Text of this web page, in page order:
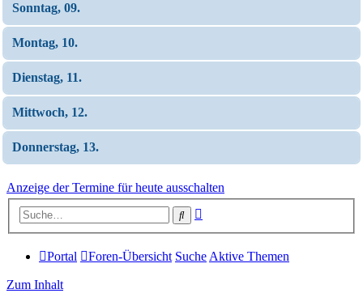
Sonntag, 09.
Montag, 10.
Dienstag, 11.
Mittwoch, 12.
Donnerstag, 13.
Anzeige der Termine für heute ausschalten
Suche
Portal Foren-Übersicht Suche Aktive Themen
Zum Inhalt